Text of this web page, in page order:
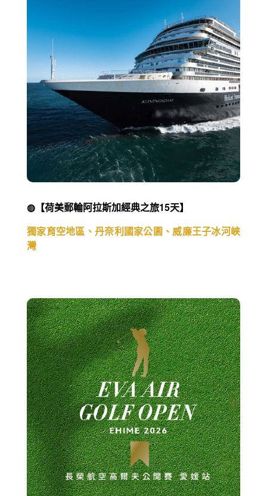
◍【荷美郵輪阿拉斯加經典之旅15天】
獨家育空地區、丹奈利國家公園、威廉王子冰河峽
灣